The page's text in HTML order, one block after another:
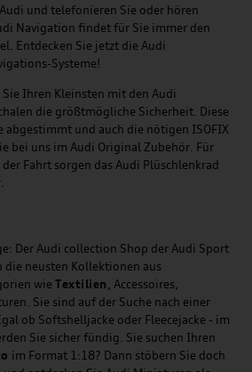
und telefonieren Sie oder hören
Navigation findet für Sie immer den
Entdecken Sie jetzt die Audi
Systeme!
Ihren Kleinsten mit den Audi
die größtmögliche Sicherheit. Diese
abgestimmt und auch die nötigen ISOFIX
bei uns im Audi Original Zubehör. Für
Fahrt sorgen das Audi Plüschlenkrad
Der Audi collection Shop der Audi Sport
die neusten Kollektionen aus
wie Textilien , Accessoires,
Sie sind auf der Suche nach einer
ob Softshelljacke oder Fleecejacke - im
Sie sicher fündig. Sie suchen Ihren
im Format 1:18? Dann stöbern Sie doch